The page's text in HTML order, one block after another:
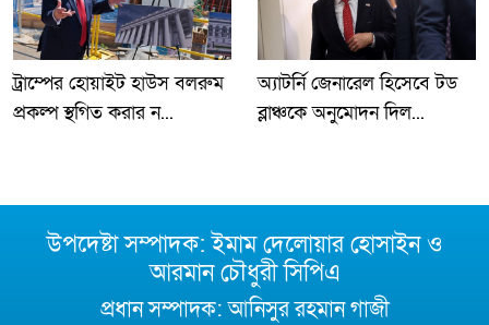
ট্রাম্পের হোয়াইট হাউস বলরুম
প্রকল্প স্থগিত করার ন...
অ্যাটর্নি জেনারেল হিসেবে টড
ব্লাঞ্চকে অনুমোদন দিল...
উপদেষ্টা সম্পাদক: ইমাম দেলোয়ার হোসাইন ও
আরমান চৌধুরী সিপিএ
প্রধান সম্পাদক: আনিসুর রহমান গাজী